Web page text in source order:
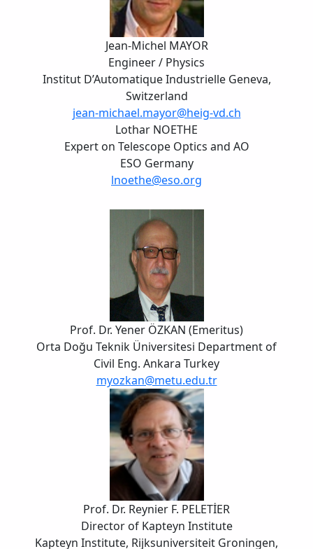
Jean-Michel MAYOR
Engineer / Physics
Institut D’Automatique Industrielle Geneva,
Switzerland
jean-michael.mayor@heig-vd.ch
Lothar NOETHE
Expert on Telescope Optics and AO
ESO Germany
lnoethe@eso.org
Prof. Dr. Yener ÖZKAN (Emeritus)
Orta Doğu Teknik Üniversitesi Department of
Civil Eng. Ankara Turkey
myozkan@metu.edu.tr
Prof. Dr. Reynier F. PELETİER
Director of Kapteyn Institute
Kapteyn Institute, Rijksuniversiteit Groningen,